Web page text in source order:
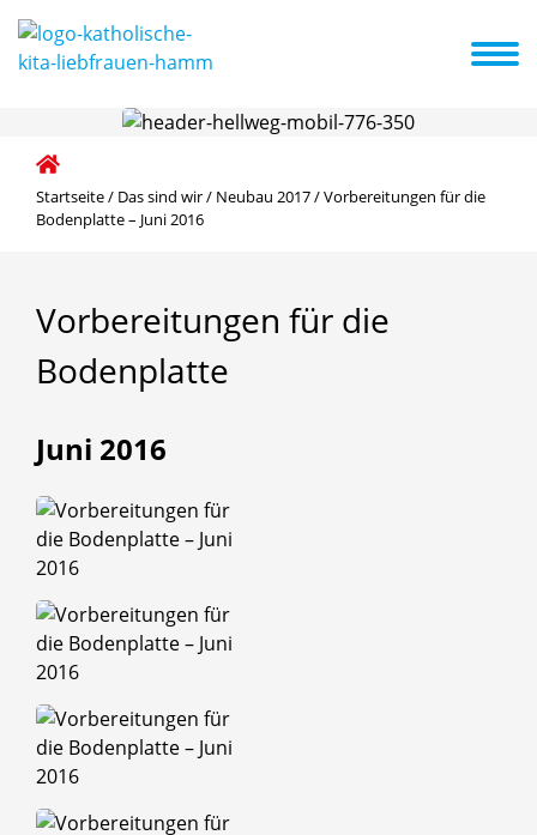
KonzeptionSchwerpunkte Aktuelles + Termine
Startseite/ Das sind wir/ Neubau 2017/Vorbereitungen für die
Bodenplatte – Juni 2016
Vorbereitungen für die
Bodenplatte
Juni 2016